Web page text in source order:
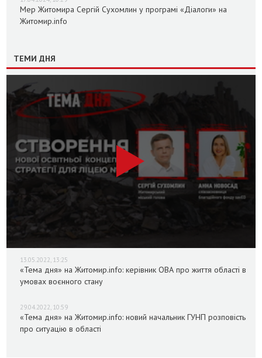
Мер Житомира Сергій Сухомлин у програмі «Діалоги» на
Житомир.info
ТЕМИ ДНЯ
13.05.2022, 13:25
«Тема дня» на Житомир.info: керівник ОВА про життя області в
умовах воєнного стану
29.04.2022, 10:59
«Тема дня» на Житомир.info: новий начальник ГУНП розповість
про ситуацію в області